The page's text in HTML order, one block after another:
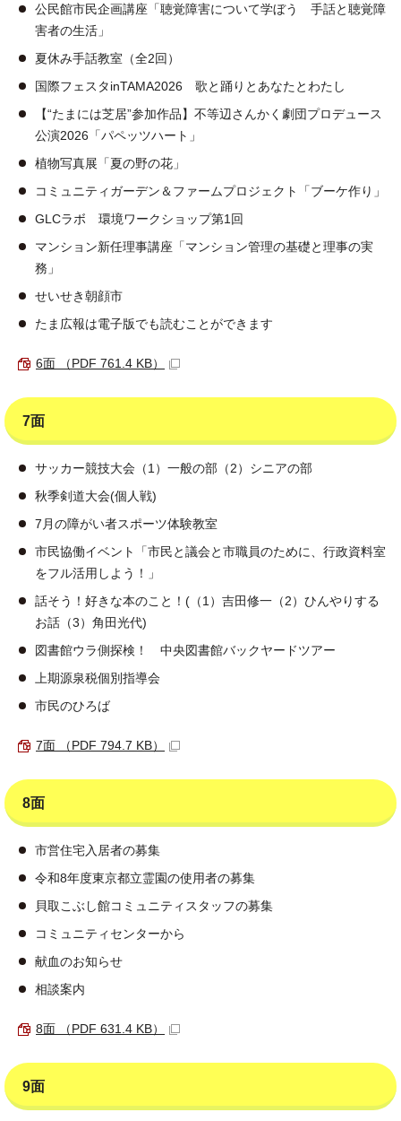
公民館市民企画講座「聴覚障害について学ぼう 手話と聴覚障
害者の生活」
夏休み手話教室（全2回）
国際フェスタinTAMA2026 歌と踊りとあなたとわたし
【“たまには芝居”参加作品】不等辺さんかく劇団プロデュース
公演2026「パペッツハート」
植物写真展「夏の野の花」
コミュニティガーデン＆ファームプロジェクト「ブーケ作り」
GLCラボ 環境ワークショップ第1回
マンション新任理事講座「マンション管理の基礎と理事の実
務」
せいせき朝顔市
たま広報は電子版でも読むことができます
6面 （PDF 761.4 KB）
7面
サッカー競技大会（1）一般の部（2）シニアの部
秋季剣道大会(個人戦)
7月の障がい者スポーツ体験教室
市民協働イベント「市民と議会と市職員のために、行政資料室
をフル活用しよう！」
話そう！好きな本のこと！(（1）吉田修一（2）ひんやりする
お話（3）角田光代)
図書館ウラ側探検！ 中央図書館バックヤードツアー
上期源泉税個別指導会
市民のひろば
7面 （PDF 794.7 KB）
8面
市営住宅入居者の募集
令和8年度東京都立霊園の使用者の募集
貝取こぶし館コミュニティスタッフの募集
コミュニティセンターから
献血のお知らせ
相談案内
8面 （PDF 631.4 KB）
9面